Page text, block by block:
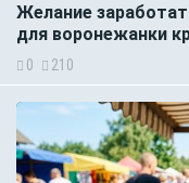
Желание
для воронежанки
0 210